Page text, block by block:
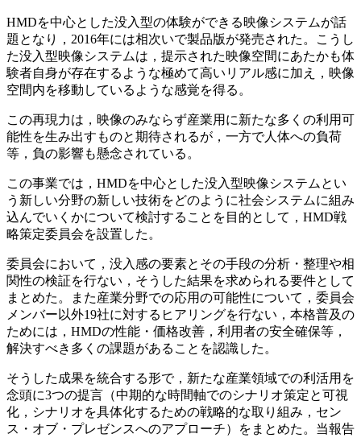
HMDを中心とした没入型の体験ができる映像システムが話
題となり，2016年には相次いで製品版が発売された。こうし
た没入型映像システムは，提示された映像空間にあたかも体
験者自身が存在するような極めて高いリアル感に加え，映像
空間内を移動しているような感覚を得る。
この再現力は，映像のみならず産業用に新たな多くの利用可
能性を生み出すものと期待されるが，一方で人体への負荷
等，負の影響も懸念されている。
この事業では，HMDを中心とした没入型映像システムとい
う新しい分野の新しい技術をどのように社会システムに組み
込んでいくかについて検討することを目的として，HMD戦
略策定委員会を設置した。
委員会において，没入感の要素とその手段の分析・整理や相
関性の検証を行ない，そうした結果を求められる要件として
まとめた。また産業分野での応用の可能性について，委員会
メンバー以外19社に対するヒアリングを行ない，本格普及の
ためには，HMDの性能・価格改善，利用者の安全確保等，
解決すべき多くの課題があることを認識した。
そうした成果を統合する形で，新たな産業領域での利活用を
念頭に3つの提言（中期的な時間軸でのシナリオ策定と可視
化，シナリオを具体化するための戦略的な取り組み，セン
ス・オブ・プレゼンスへのアプローチ）をまとめた。当報告